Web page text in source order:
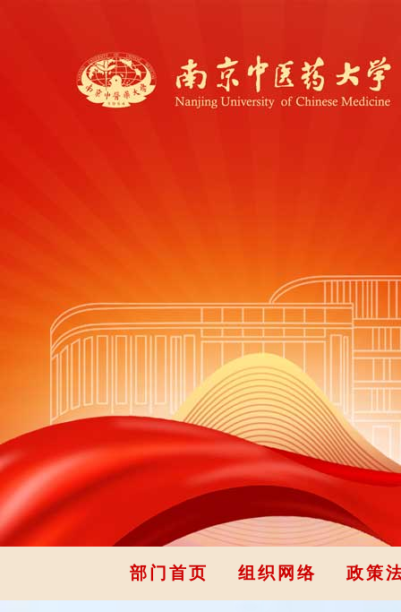
部门首页 组织网络 政策